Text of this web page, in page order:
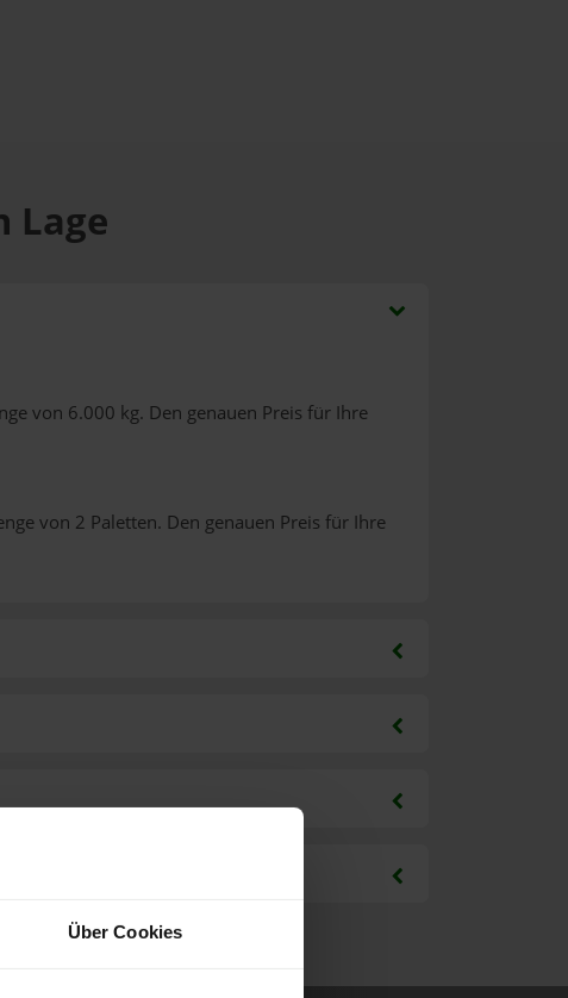
Über Cookies
Lage
von 6.000 kg. Den genauen Preis für Ihre
von 2 Paletten. Den genauen Preis für Ihre